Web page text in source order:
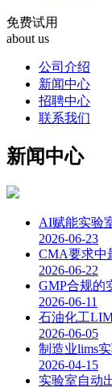
免费试用
about us
公司介绍
新闻中心
招聘中心
联系我们
新闻中心
AI赋能实验
2026-06-23
CMA要求中
2026-06-22
GMP合规的
2026-06-11
石油化工
2026-06-05
制造业lims
2026-04-15
实验室自动